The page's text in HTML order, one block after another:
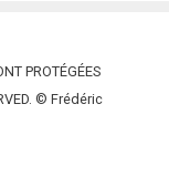
PROTÉGÉES
© Frédéric